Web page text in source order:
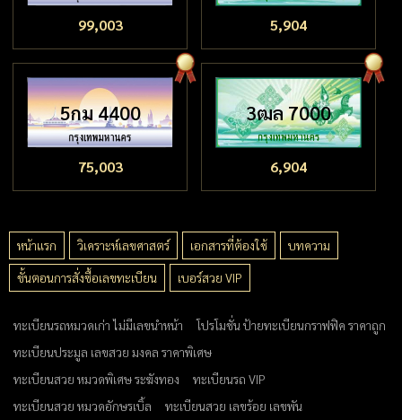
99,003 5,904
5กม 4400
75,003
3ฒล 7000
6,904
หน้าแรก วิเคราะห์เลขศาสตร์ เอกสารที่ต้องใช้
บทความ
ขั้นตอนการสั่งซื้อเลขทะเบียน
เบอร์สวย VIP
ทะเบียนรถหมวดเก่า ไม่มีเลขนำหน้า
โปรโมชั่น ป้ายทะเบียนกราฟฟิค ราคาถูก
ทะเบียนประมูล เลขสวย มงคล ราคาพิเศษ
ทะเบียนสวย หมวดพิเศษ ระฆังทอง
ทะเบียนรถ VIP
ทะเบียนสวย หมวดอักษรเบิ้ล
ทะเบียนสวย เลขร้อย เลขพัน